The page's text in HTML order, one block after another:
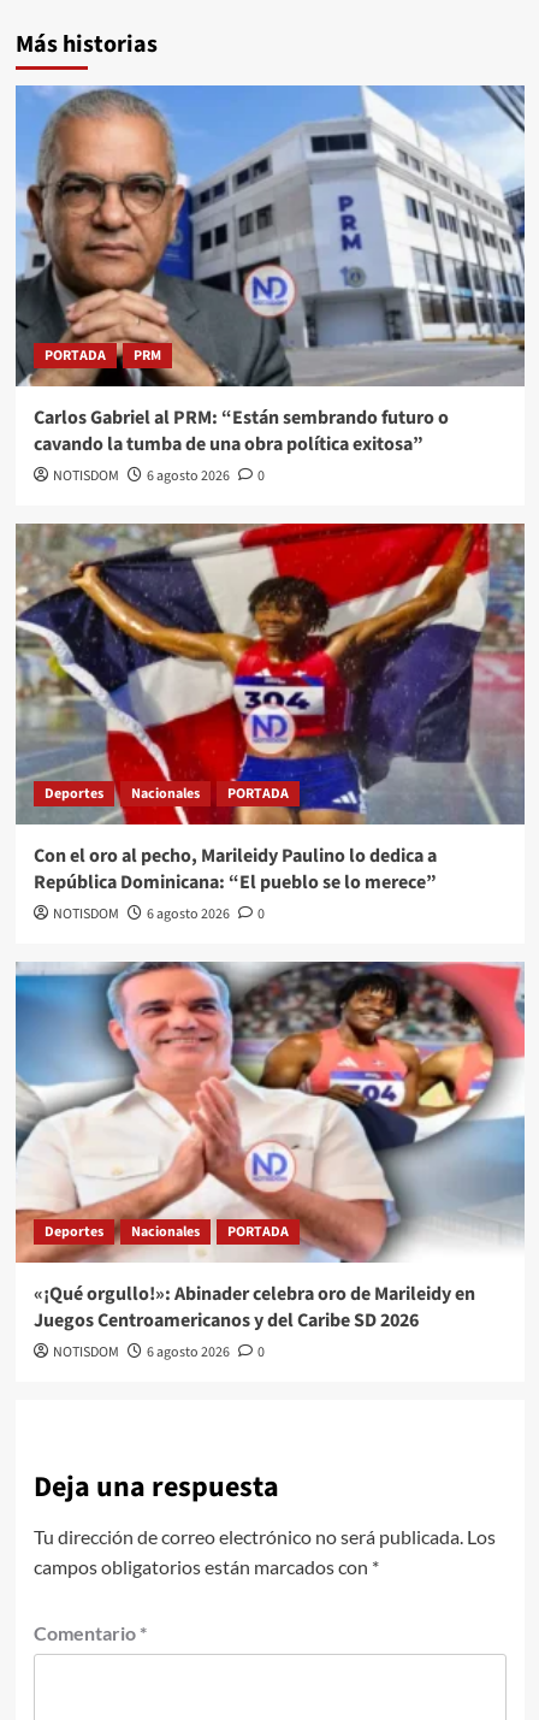
Más historias
PORTADA PRM
Carlos Gabriel al PRM: “Están sembrando futuro o
cavando la tumba de una obra política exitosa”
NOTISDOM 6 agosto 2026 0
Deportes Nacionales PORTADA
Con el oro al pecho, Marileidy Paulino lo dedica a
República Dominicana: “El pueblo se lo merece”
NOTISDOM 6 agosto 2026 0
Deportes Nacionales PORTADA
«¡Qué orgullo!»: Abinader celebra oro de Marileidy en
Juegos Centroamericanos y del Caribe SD 2026
NOTISDOM 6 agosto 2026 0
Deja una respuesta
Tu dirección de correo electrónico no será publicada. Los
campos obligatorios están marcados con *
Comentario *